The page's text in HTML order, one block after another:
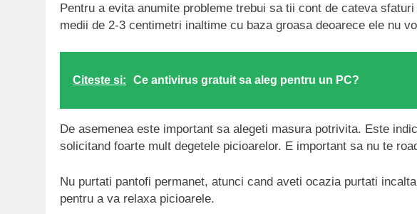
Pentru a evita anumite probleme trebui sa tii cont de cateva
medii de 2-3 centimetri inaltime cu baza groasa deoarece ele nu
Citeste si: Ce antivirus gratuit sa aleg pentru un PC?
De asemenea este important sa alegeti masura potrivita. Este
solicitand foarte mult degetele picioarelor. E important sa nu te
Nu purtati pantofi permanet, atunci cand aveti ocazia purtati
pentru a va relaxa picioarele.